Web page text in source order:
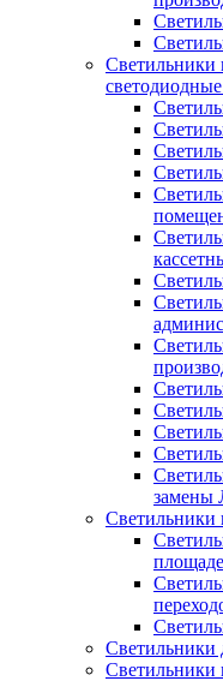
Светильники
светодиодные
Светильники
Светильники
Светильники